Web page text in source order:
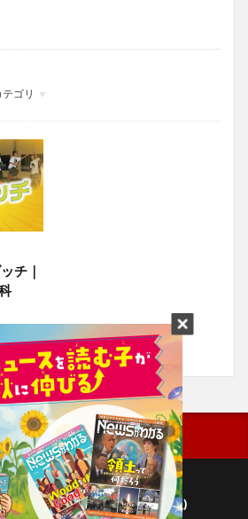
ゴリ
チ｜
イバシーポリシー(毎日新聞出版)